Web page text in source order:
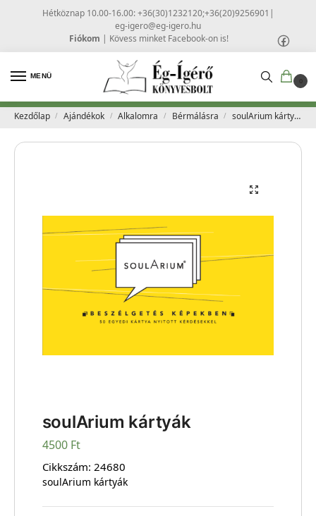
Hétköznap 10.00-16.00: +36(30)1232120;+36(20)9256901 |
eg-igero@eg-igero.hu
Fiókom | Kövess minket Facebook-on is!
MENÜ
0
Kezdőlap / Ajándékok / Alkalomra / Bérmálásra / soulArium kártyák
soulArium kártyák
4500 Ft
Cikkszám: 24680
soulArium kártyák